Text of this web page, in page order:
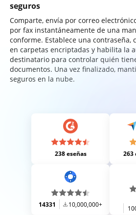
seguros
Comparte, envía por correo
por fax instantáneamente de una
conforme. Establece una contraseña,
en carpetas encriptadas y habilita la
destinatario para controlar quién
documentos. Una vez finalizado,
seguros en la nube.
238 eseñas 263
14331 10,000,000+